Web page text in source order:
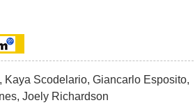
Kaya Scodelario, Giancarlo Esposito,
Joely Richardson